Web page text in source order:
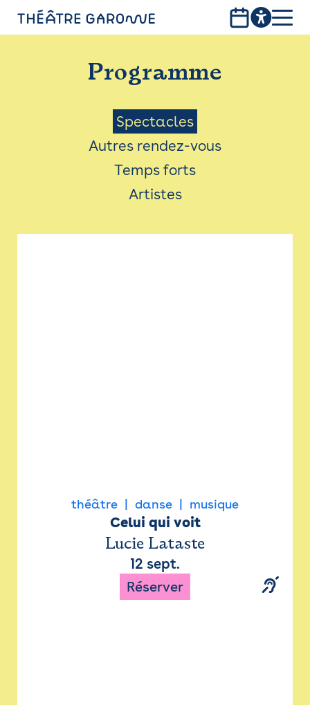
PROGRAMME
INFOS PRATIQUES
AVEC LES PUBLICS
ACCESSIBILITÉ
LES PRODUCTIONS
Programme
Menu
Saison
Spectacles
Autres rendez-vous
Temps forts
Artistes
théâtre danse musique
Celui qui voit
Lucie Lataste
12 sept.
Réserver